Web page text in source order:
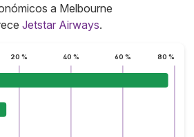
a Melbourne
Jetstar Airways.
20 % 40 % 60 % 80 %